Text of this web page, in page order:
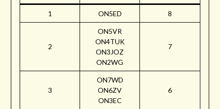
1 ON5ED 8
2
ON5VR
ON4TUK
ON3JOZ
ON2WG
7
3
ON7WD
ON6ZV
ON3EC
6